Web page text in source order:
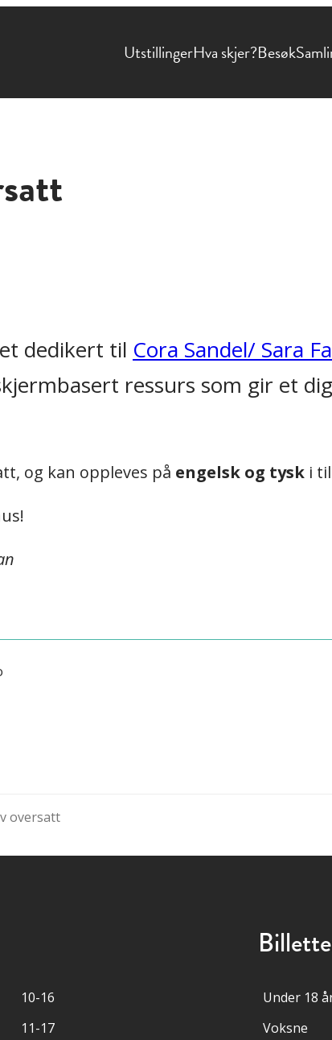
UtstillingerHva skjer?Besøk
dedikert til Cora Sandel/ Sara
ressurs som gir et
og kan oppleves på engelsk og tysk i
oversatt
10-16
11-17
Under 18
Voksne